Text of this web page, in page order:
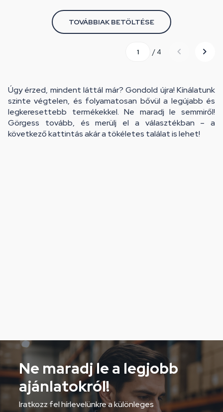
TOVÁBBIAK BETÖLTÉSE
/ 4
Úgy érzed, mindent láttál már? Gondold újra! Kínálatunk
szinte végtelen, és folyamatosan bővül a legújabb és
legkeresettebb termékekkel. Ne maradj le semmiről!
Görgess tovább, és merülj el a választékban – a
következő kattintás akár a tökéletes találat is lehet!
Ne maradj le a legjobb
ajánlatokról!
Iratkozz fel hírlevelünkre a különleges